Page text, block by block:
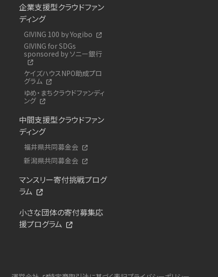
企業支援型クラウドファン
ディング
GIVING 100 by Yogibo
GIVING for SDGs
sponsored by ソニー銀行
ケイズハウスNPO助成プロ
グラム
ゆめ・まちクラウドファンディ
ング
中間支援型クラウドファン
ディング
福井県共同募金会
新潟県共同募金会
マンスリー寄付挑戦プログ
ラム
小さな団体の寄付募集応
援プログラム